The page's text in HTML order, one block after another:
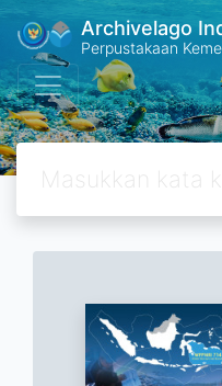
Archivelago
Perpustakaan